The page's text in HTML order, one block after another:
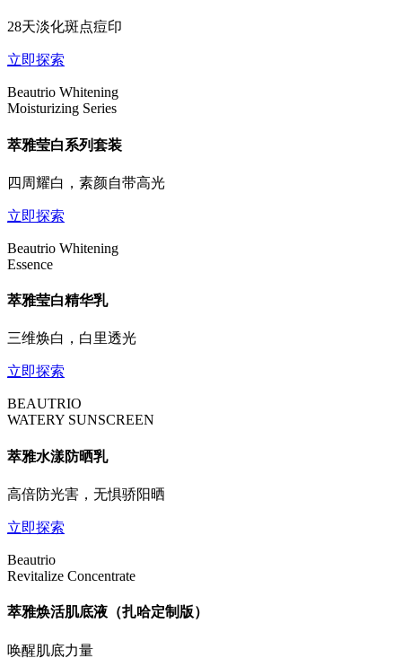
28天淡化斑点痘印
立即探索
Beautrio Whitening
Moisturizing Series
萃雅莹白系列套装
四周耀白，素颜自带高光
立即探索
Beautrio Whitening
Essence
萃雅莹白精华乳
三维焕白，白里透光
立即探索
BEAUTRIO
WATERY SUNSCREEN
萃雅水漾防晒乳
高倍防光害，无惧骄阳晒
立即探索
Beautrio
Revitalize Concentrate
萃雅焕活肌底液（扎哈定制版）
唤醒肌底力量